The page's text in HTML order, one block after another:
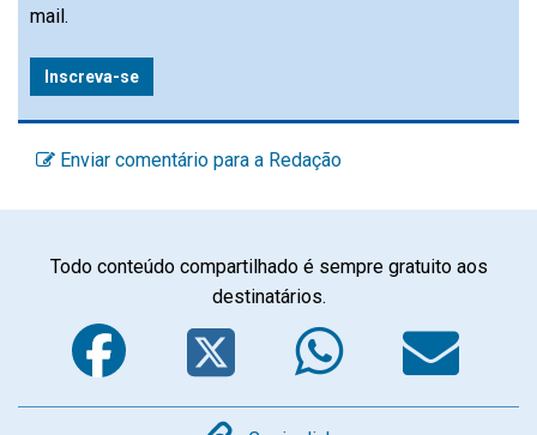
mail.
Inscreva-se
Enviar comentário para a Redação
Todo conteúdo compartilhado é sempre gratuito aos
destinatários.
Facebook
Twitter